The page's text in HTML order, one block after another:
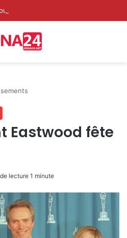
Eastwood fête
lecture 1 minute